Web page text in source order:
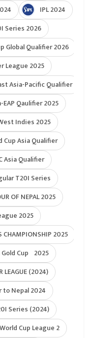
IPL 2024
Series 2026
Global Qualifier 2026
League 2025
Asia-Pacific Qualifier
EAP Qaulifier 2025
Indies 2025
Cup Asia Qualifier
Asia Qualifier
T20I Series
OF NEPAL 2025
2025
CHAMPIONSHIP 2025
Gold Cup 2025
LEAGUE (2024)
to Nepal 2024
Series (2024)
Cup League 2